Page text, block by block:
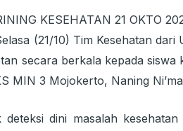
(21/10) Tim Kesehatan
secara berkala kepada siswa
MIN 3 Mojokerto, Naning
dini masalah